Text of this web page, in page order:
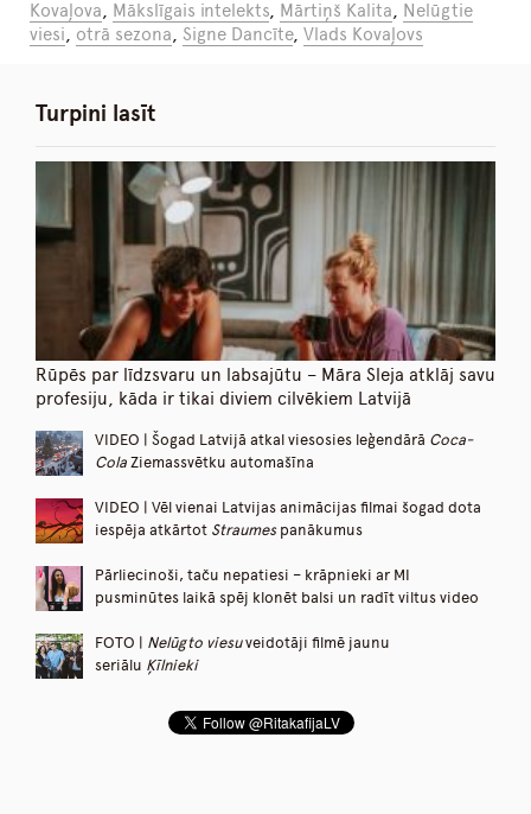
Kovaļova, Mākslīgais intelekts, Mārtiņš Kalita, Nelūgtie
viesi, otrā sezona,Signe Dancīte,Vlads Kovaļovs
Turpini lasīt
Rūpēs par līdzsvaru un labsajūtu – Māra Sleja atklāj savu
profesiju, kāda ir tikai diviem cilvēkiem Latvijā
VIDEO | Šogad Latvijā atkal viesosies leģendārā Coca-
Cola Ziemassvētku automašīna
VIDEO | Vēl vienai Latvijas animācijas filmai šogad dota
iespēja atkārtot Straumespanākumus
Pārliecinoši, taču nepatiesi – krāpnieki ar MI
pusminūtes laikā spēj klonēt balsi un radīt viltus video
FOTO | Nelūgto viesuveidotāji filmē jaunu
seriālu Ķīlnieki